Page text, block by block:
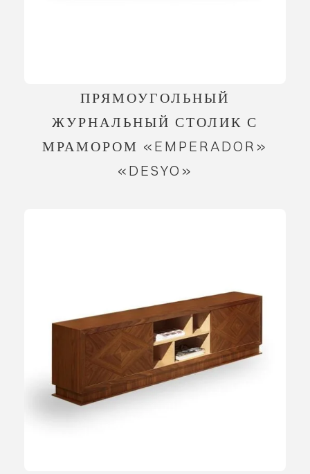
ПРЯМОУГОЛЬНЫЙ
ЖУРНАЛЬНЫЙ СТОЛИК С
МРАМОРОМ «EMPERADOR»
«DESYO»